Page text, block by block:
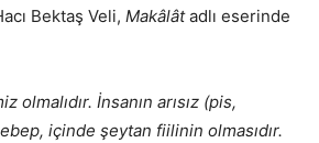
Bektaş Veli, Makâlâtadlı eserinde
olmalıdır. İnsanın arısız (pis,
içinde şeytan fiilinin olmasıdır.